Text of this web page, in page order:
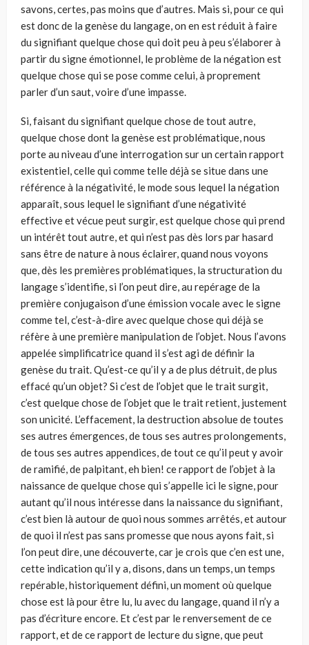
savons, certes, pas moins que d’autres. Mais si, pour ce qui
est donc de la genèse du langage, on en est réduit à faire
du signifiant quelque chose qui doit peu à peu s’élaborer à
partir du signe émotionnel, le problème de la négation est
quelque chose qui se pose comme celui, à proprement
parler d’un saut, voire d’une impasse.
Si, faisant du signifiant quelque chose de tout autre,
quelque chose dont la genèse est problématique, nous
porte au niveau d’une interrogation sur un certain rapport
existentiel, celle qui comme telle déjà se situe dans une
référence à la négativité, le mode sous lequel la négation
apparaît, sous lequel le signifiant d’une négativité
effective et vécue peut surgir, est quelque chose qui prend
un intérêt tout autre, et qui n’est pas dès lors par hasard
sans être de nature à nous éclairer, quand nous voyons
que, dès les premières problématiques, la structuration du
langage s’identifie, si l’on peut dire, au repérage de la
première conjugaison d’une émission vocale avec le signe
comme tel, c’est-à-dire avec quelque chose qui déjà se
réfère à une première manipulation de l’objet. Nous l’avons
appelée simplificatrice quand il s’est agi de définir la
genèse du trait. Qu’est-ce qu’il y a de plus détruit, de plus
effacé qu’un objet? Si c’est de l’objet que le trait surgit,
c’est quelque chose de l’objet que le trait retient, justement
son unicité. L’effacement, la destruction absolue de toutes
ses autres émergences, de tous ses autres prolongements,
de tous ses autres appendices, de tout ce qu’il peut y avoir
de ramifié, de palpitant, eh bien! ce rapport de l’objet à la
naissance de quelque chose qui s’appelle ici le signe, pour
autant qu’il nous intéresse dans la naissance du signifiant,
c’est bien là autour de quoi nous sommes arrêtés, et autour
de quoi il n’est pas sans promesse que nous ayons fait, si
l’on peut dire, une découverte, car je crois que c’en est une,
cette indication qu’il y a, disons, dans un temps, un temps
repérable, historiquement défini, un moment où quelque
chose est là pour être lu, lu avec du langage, quand il n’y a
pas d’écriture encore. Et c’est par le renversement de ce
rapport, et de ce rapport de lecture du signe, que peut